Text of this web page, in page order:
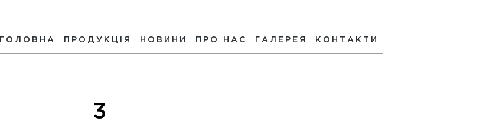
ГОЛОВНА ПРОДУКЦІЯ НОВИНИ ПРО НАС ГАЛЕРЕЯ КОНТАКТИ
3